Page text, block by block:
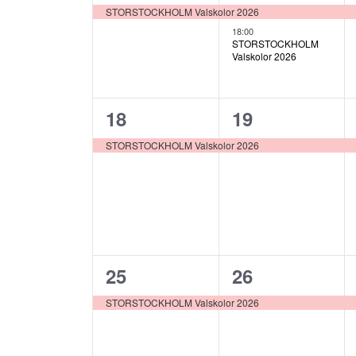
evenemang,
STORSTOCKHOLM Valskolor 2026evenemang,
18:00
STORSTOCKHOLM
Valskolor 2026
1
evenemang,
18
STORSTOCKHOLM Valskolor 2026
1
evenemang,
19
1
evenemang,
25
STORSTOCKHOLM Valskolor 2026
1
evenemang,
26